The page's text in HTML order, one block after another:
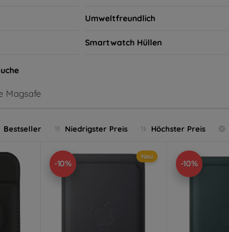
Umweltfreundlich
Smartwatch Hüllen
Magsafe
Bestseller Niedrigster Preis Höchster Preis
-10%
Neu
-10%